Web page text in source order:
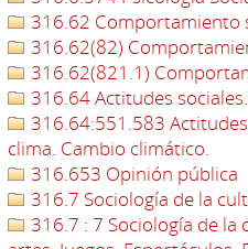
316.62 Comportamiento
316.62(82)
316.62(821.1)
316.64 Actitudes
316.64:551.583
clima. Cambio climático.
316.653 Opinión pública
316.7 Sociología de la
316.7 : 7 Sociología de la